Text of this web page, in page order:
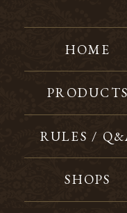
HOME
PRODUCTS
RULES /
SHOPS